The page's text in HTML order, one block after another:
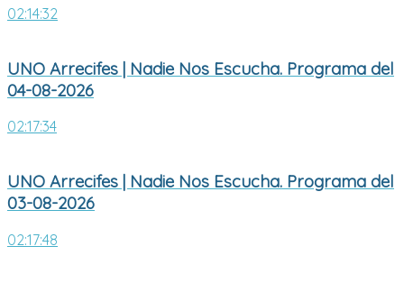
02:14:32
UNO Arrecifes | Nadie Nos Escucha. Programa del
04-08-2026
02:17:34
UNO Arrecifes | Nadie Nos Escucha. Programa del
03-08-2026
02:17:48